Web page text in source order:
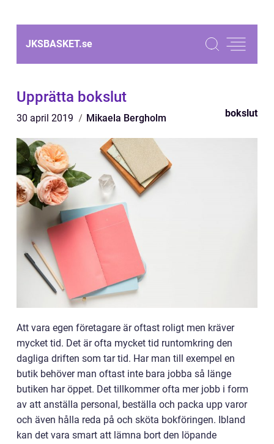
JKSBASKET.se
Upprätta bokslut
30 april 2019 Mikaela Bergholm bokslut
Att vara egen företagare är oftast roligt men kräver
mycket tid. Det är ofta mycket tid runtomkring den
dagliga driften som tar tid. Har man till exempel en
butik behöver man oftast inte bara jobba så länge
butiken har öppet. Det tillkommer ofta mer jobb i form
av att anställa personal, beställa och packa upp varor
och även hålla reda på och sköta bokföringen. Ibland
kan det vara smart att lämna bort den löpande